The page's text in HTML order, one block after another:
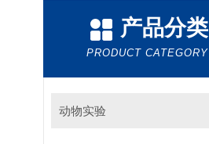
产品分类
PRODUCT CATEGORY
动物实验